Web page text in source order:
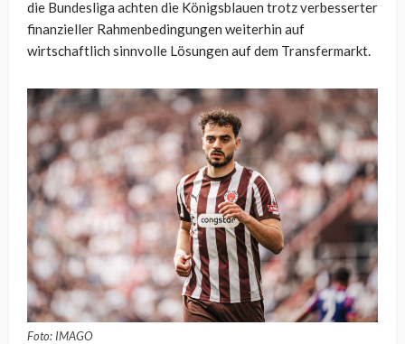
die Bundesliga achten die Königsblauen trotz verbesserter
finanzieller Rahmenbedingungen weiterhin auf
wirtschaftlich sinnvolle Lösungen auf dem Transfermarkt.
Foto: IMAGO